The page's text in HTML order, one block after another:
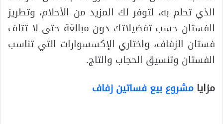
الذي تحلم به، لتوفر لك المزيد من الأحلام، وتطريز
الفستان حسب تفضيلاتك دون مبالغة حتى لا تتلف
فستان الزفاف، واختاري الإكسسوارات التي تناسب
الفستان وتنسيق الحجاب والتاج.
مزايا مشروع بيع فساتين زفاف